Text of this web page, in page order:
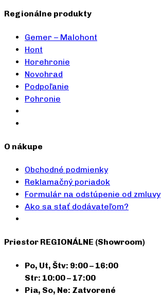
Regionálne produkty
Gemer – Malohont
Hont
Horehronie
Novohrad
Podpoľanie
Pohronie
O nákupe
Obchodné podmienky
Reklamačný poriadok
Formulár na odstúpenie od zmluvy
Ako sa stať dodávateľom?
Priestor REGIONÁLNE (Showroom)
Po, Ut, Štv: 9:00 – 16:00
Str: 10:00 – 17:00
Pia, So, Ne: Zatvorené